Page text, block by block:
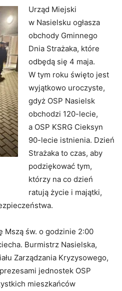
Urząd Miejski
w Nasielsku ogłasza
obchody Gminnego
Dnia Strażaka, które
odbędą się 4 maja.
W tym roku święto jest
wyjątkowo uroczyste,
gdyż OSP Nasielsk
obchodzi 120-lecie,
a OSP KSRG Cieksyn
90-lecie istnienia. Dzień
Strażaka to czas, aby
podziękować tym,
którzy na co dzień
ratują życie i majątki,
Mszą św. o godzinie 2:00
Burmistrz Nasielska,
Zarządzania Kryzysowego,
jednostek OSP
mieszkańców